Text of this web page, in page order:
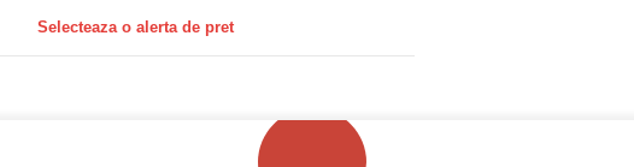
Selecteaza o alerta de pret